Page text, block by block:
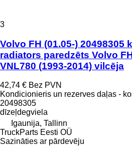
3
Volvo FH (01.05-) 20498305
radiators paredzēts Volvo
VNL780 (1993-2014) vilcēja
42,74 € Bez PVN
Kondicionieris un rezerves daļas -
20498305
dīzeļdegviela
Igaunija, Tallinn
TruckParts Eesti OÜ
Sazināties ar pārdevēju